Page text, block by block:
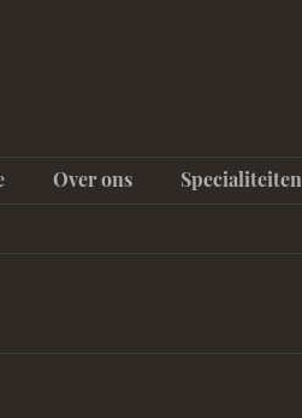
Over ons Specialiteiten